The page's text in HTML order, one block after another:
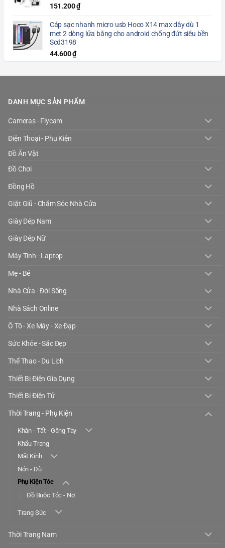
151.200₫
Cáp sạc nhanh micro usb Hoco X14 max dây dù 1
met 2 dòng lửa băng cho android chống đứt siêu bền
Scd3198
44.600₫
DANH MỤC SẢN PHẨM
Cameras - Flycam
Điện Thoại - Phụ Kiện
Đồ Ăn Vặt
Đồ Chơi
Đồng Hồ
Giặt Giũ - Chăm Sóc Nhà Cửa
Giày Dép Nam
Giày Dép Nữ
Máy Tính - Laptop
Mẹ - Bé
Nhà Cửa - Đời Sống
Nhà Sách Online
Ô Tô - Xe Máy - Xe Đạp
Sức Khỏe - Sắc Đẹp
Thể Thao - Du Lịch
Thiết Bị Điện Gia Dụng
Thiết Bị Điện Tử
Thời Trang - Phụ Kiện
Khăn - Tất - Găng Tay
Khẩu Trang
Mắt Kính
Nón - Dù
Phụ Kiện Tóc
Đồ Buộc Tóc - Nơ
Trang Sức
Thời Trang Nam